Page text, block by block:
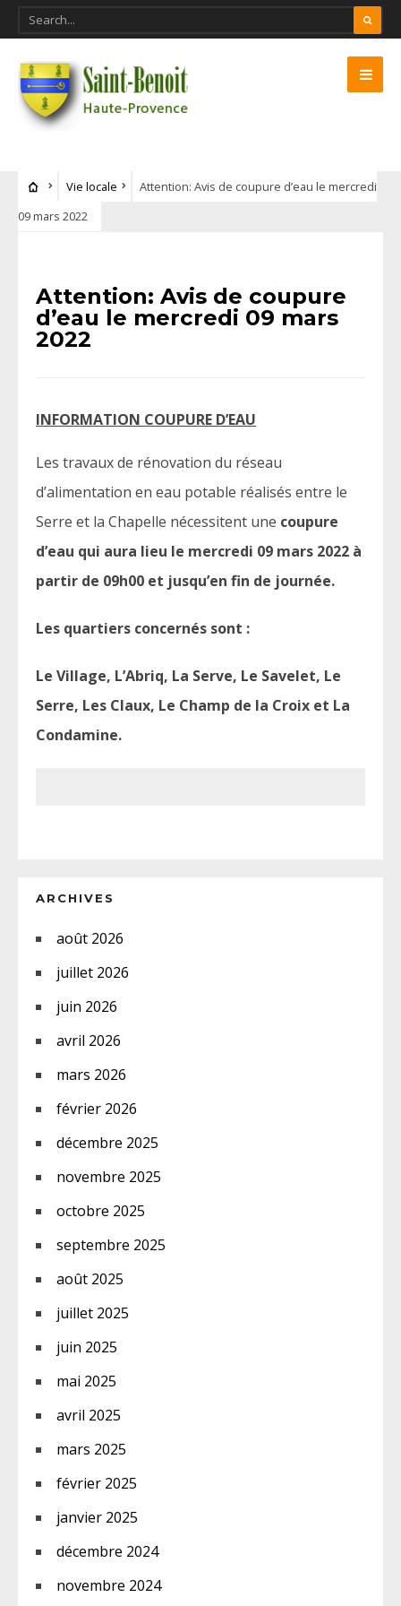
Vie locale
Attention: Avis de coupure d’eau le mercredi
09 mars 2022
Attention: Avis de coupure
d’eau le mercredi 09 mars
2022
INFORMATION COUPURE D’EAU
Les travaux de rénovation du réseau
d’alimentation en eau potable réalisés entre le
Serre et la Chapelle nécessitent une coupure
d’eau qui aura lieu le mercredi 09 mars 2022 à
partir de 09h00 et jusqu’en fin de journée.
Les quartiers concernés sont :
Le Village, L’Abriq, La Serve, Le Savelet, Le
Serre, Les Claux, Le Champ de la Croix et La
Condamine.
ARCHIVES
août 2026
juillet 2026
juin 2026
avril 2026
mars 2026
février 2026
décembre 2025
novembre 2025
octobre 2025
septembre 2025
août 2025
juillet 2025
juin 2025
mai 2025
avril 2025
mars 2025
février 2025
janvier 2025
décembre 2024
novembre 2024